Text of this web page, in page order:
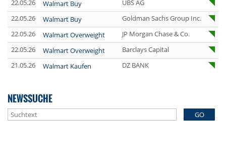
22.05.26 Walmart Buy
UBS AG
22.05.26
Walmart Buy
Goldman Sachs Group Inc.
22.05.26
Walmart Overweight
JP Morgan Chase & Co.
22.05.26
Walmart Overweight
Barclays Capital
21.05.26
Walmart Kaufen DZ BANK
NEWSSUCHE
GO